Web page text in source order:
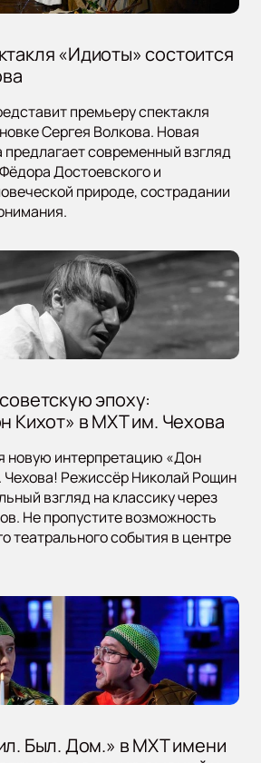
«Идиоты» состоится
премьеру спектакля
Сергея Волкова. Новая
современный взгляд
Достоевского и
природе, сострадании
эпоху:
Кихот» в МХТ им. Чехова
новую интерпретацию «Дон
Режиссёр Николай Рощин
взгляд на классику через
Не пропустите возможность
театрального события в центре
Был. Дом.» в МХТ имени